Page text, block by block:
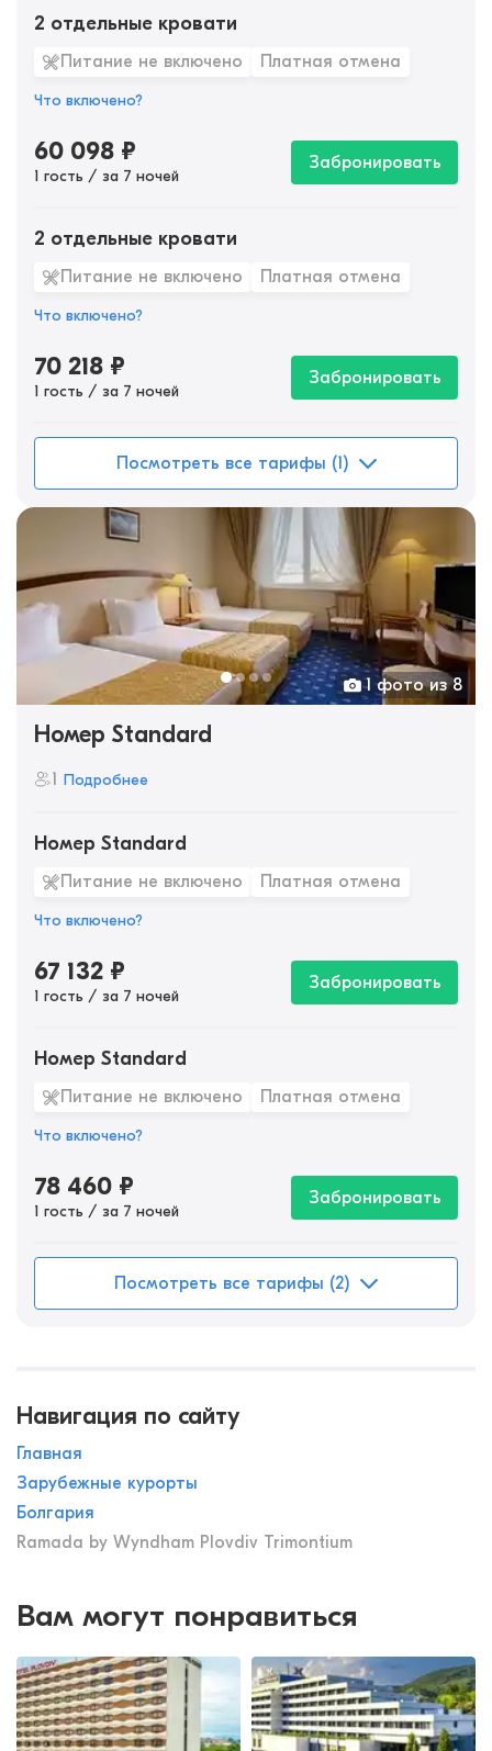
2 отдельные кровати
Питание не включено Платная отмена
Что включено?
60 098 ₽
1 гость / за 7 ночей
Забронировать
2 отдельные кровати
Питание не включено Платная отмена
Что включено?
70 218 ₽
1 гость / за 7 ночей
Забронировать
Посмотреть все тарифы (1)
1 фото из 8
Номер Standard
1 Подробнее
Номер Standard
Питание не включено Платная отмена
Что включено?
67 132 ₽
1 гость / за 7 ночей
Забронировать
Номер Standard
Питание не включено Платная отмена
Что включено?
78 460 ₽
1 гость / за 7 ночей
Забронировать
Посмотреть все тарифы (2)
Навигация по сайту
Главная
Зарубежные курорты
Болгария
Ramada by Wyndham Plovdiv Trimontium
Вам могут понравиться